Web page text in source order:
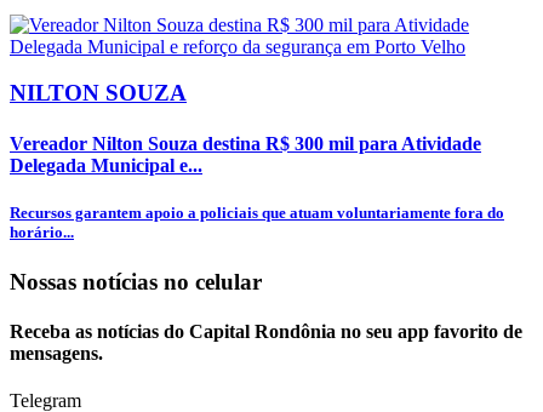
NILTON SOUZA
Vereador Nilton Souza destina R$ 300 mil para Atividade
Delegada Municipal e...
Recursos garantem apoio a policiais que atuam voluntariamente fora do
horário...
Nossas notícias no celular
Receba as notícias do Capital Rondônia no seu app favorito de
mensagens.
Telegram